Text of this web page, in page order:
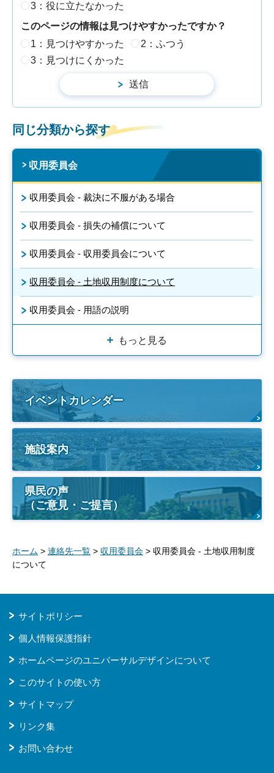
3：役に立たなかった
このページの情報は見つけやすかったですか？
1：見つけやすかった
2：ふつう
3：見つけにくかった
同じ分類から探す
収用委員会
収用委員会 - 裁決に不服がある場合
収用委員会 - 損失の補償について
収用委員会 - 収用委員会について
収用委員会 - 土地収用制度について
収用委員会 - 用語の説明
もっと見る
イベントカレンダー
施設案内
県民の声
（ご意見・ご提言）
ホーム > 連絡先一覧 > 収用委員会 > 収用委員会 - 土地収用制度
について
サイトポリシー
個人情報保護指針
ホームページのユニバーサルデザインについて
このサイトの使い方
サイトマップ
リンク集
お問い合わせ